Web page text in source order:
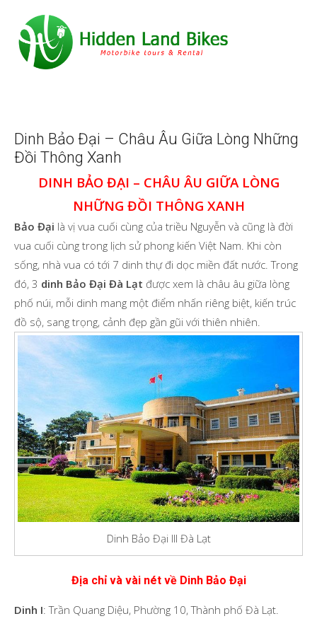
Dinh Bảo Đại – Châu Âu Giữa Lòng Những
Đồi Thông Xanh
DINH BẢO ĐẠI – CHÂU ÂU GIỮA LÒNG
NHỮNG ĐỒI THÔNG XANH
Bảo Đại là vị vua cuối cùng của triều Nguyễn và cũng là đời
vua cuối cùng trong lịch sử phong kiến Việt Nam. Khi còn
sống, nhà vua có tới 7 dinh thự đi dọc miền đất nước. Trong
đó, 3 dinh Bảo Đại Đà Lạt được xem là châu âu giữa lòng
phố núi, mỗi dinh mang một điểm nhấn riêng biệt, kiến trúc
đồ sộ, sang trọng, cảnh đẹp gần gũi với thiên nhiên.
Dinh Bảo Đại III Đà Lạt
Địa chỉ và vài nét về Dinh Bảo Đại
Dinh I: Trần Quang Diệu, Phường 10, Thành phố Đà Lạt.